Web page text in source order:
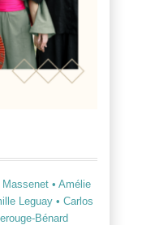
Massenet • Amélie
Leguay • Carlos
Bénard